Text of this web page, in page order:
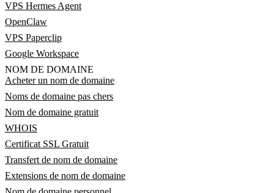
VPS Hermes Agent
OpenClaw
VPS Paperclip
Google Workspace
NOM DE DOMAINE
Acheter un nom de domaine
Noms de domaine pas chers
Nom de domaine gratuit
WHOIS
Certificat SSL Gratuit
Transfert de nom de domaine
Extensions de nom de domaine